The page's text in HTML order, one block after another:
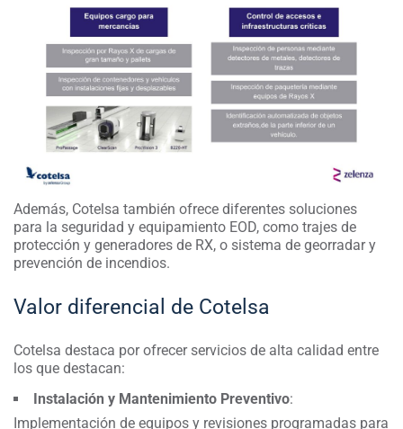
Además, Cotelsa también ofrece diferentes soluciones
para la seguridad y equipamiento EOD, como trajes de
protección y generadores de RX, o sistema de georradar y
prevención de incendios.
Valor diferencial de Cotelsa
Cotelsa destaca por ofrecer servicios de alta calidad entre
los que destacan:
Instalación y Mantenimiento Preventivo:
Implementación de equipos y revisiones programadas para